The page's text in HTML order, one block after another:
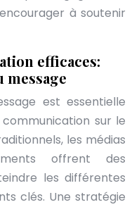
à soutenir
efficaces:
est essentielle
sur le
les médias
offrent des
les différentes
clés. Une stratégie